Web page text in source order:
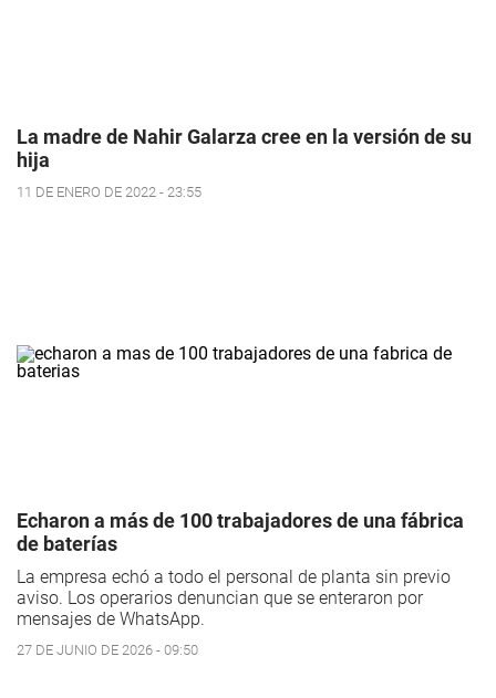
La madre de Nahir Galarza cree en la versión de su
hija
11 DE ENERO DE 2022 - 23:55
Echaron a más de 100 trabajadores de una fábrica
de baterías
La empresa echó a todo el personal de planta sin previo
aviso. Los operarios denuncian que se enteraron por
mensajes de WhatsApp.
27 DE JUNIO DE 2026 - 09:50